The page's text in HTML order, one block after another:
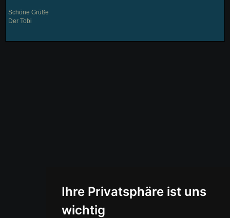
Ihre Privatsphäre ist uns
wichtig
Schöne Grüße
Der Tobi